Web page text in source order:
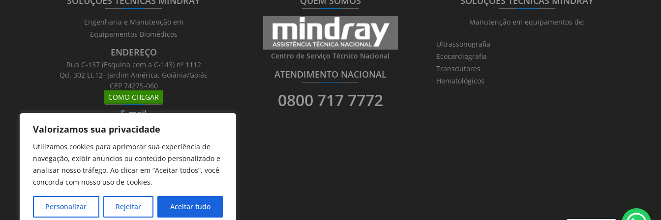
Valorizamos sua privacidade
Utilizamos cookies para aprimorar sua experiência de
navegação, exibir anúncios ou conteúdo personalizado e
analisar nosso tráfego. Ao clicar em “Aceitar todos”, você
concorda com nosso uso de cookies.
Personalizar Rejeitar Aceitar tudo
_______________________
Engenharia e Manutenção em
Equipamentos Biomédicos
ENDEREÇO
Rua C-137 (Esquina com a C-143) nº 1112
Qd. 302 Lt.12- Jardim América, Goiânia/Goiás
CEP 74275-060
COMO CHEGAR
_______________________
E-mail
Email: atntecnologiabrasil@gmail.com
Telefones
_______ ________________
62 9 8610 7777
11 9 7533 5757
_______________________
Centro de Serviço Técnico Nacional
ATENDIMENTO NACIONAL
_______________________
0800 717 7772
_______________________
Manutenção em equipamentos de:
Ultrassonografia
Ecocardiografia
Transdutores
Hematológicos